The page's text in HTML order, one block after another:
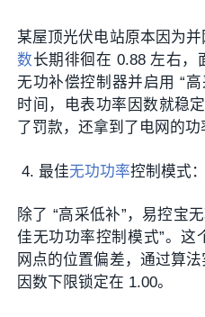
某屋顶光伏电站原本因为
数长期徘徊在 0.88 左右，
无功补偿控制器并启用 “
时间，电表功率因数就稳
了罚款，还拿到了电网的功
最佳无功功率控制模式
除了 “高采低补”，易控宝
佳无功功率控制模式”。这
网点的位置偏差，通过算
因数下限锁定在 1.00。